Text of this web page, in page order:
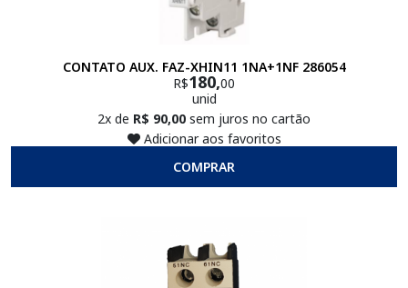
CONTATO AUX. FAZ-XHIN11 1NA+1NF 286054
R$180,00
unid
2x de R$ 90,00 sem juros no cartão
Adicionar aos favoritos
COMPRAR